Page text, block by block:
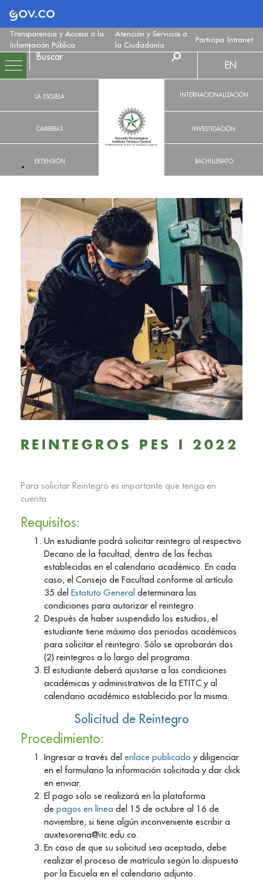
Logo Gobierno de Colombia
Transparencia y Acceso a la
Información Pública
Atención y Servicios a
la Ciudadanía
Participa Intranet
LA ESCUELA
CARRERAS
EXTENSIÓN
EN
INTERNACIONALIZACIÓN
INVESTIGACIÓN
BACHILLERATO
REINTEGROS PES I 2022
Para solicitar Reintegro es importante que tenga en
cuenta:
Requisitos:
Un estudiante podrá solicitar reintegro al respectivo
Decano de la facultad, dentro de las fechas
establecidas en el calendario académico. En cada
caso, el Consejo de Facultad conforme al artículo
35 del Estatuto General determinara las
condiciones para autorizar el reintegro.
Después de haber suspendido los estudios, el
estudiante tiene máximo dos periodos académicos
para solicitar el reintegro. Sólo se aprobarán dos
(2) reintegros a lo largo del programa.
El estudiante deberá ajustarse a las condiciones
académicas y administrativas de la ETITC y al
calendario académico establecido por la misma.
Solicitud de Reintegro
Procedimiento:
Ingresar a través del enlace publicado y diligenciar
en el formulario la información solicitada y dar click
en enviar.
El pago solo se realizará en la plataforma
de pagos en línea del 15 de octubre al 16 de
noviembre, si tiene algún inconveniente escribir a
auxtesoreria@itc.edu.co.
En caso de que su solicitud sea aceptada, debe
realizar el proceso de matrícula según lo dispuesto
por la Escuela en el calendario adjunto.